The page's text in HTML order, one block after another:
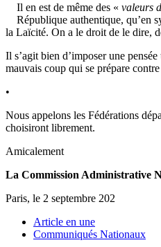
Il en est de même des « valeurs
République authentique, qu’en
la Laïcité. On a le droit de le dire,
Il s’agit bien d’imposer une
mauvais coup qui se prépare
•
Nous appelons les Fédérations
choisiront librement.
Amicalement
La Commission Administrative
Paris, le 2 septembre 202
Article en une
Communiqués Nationaux